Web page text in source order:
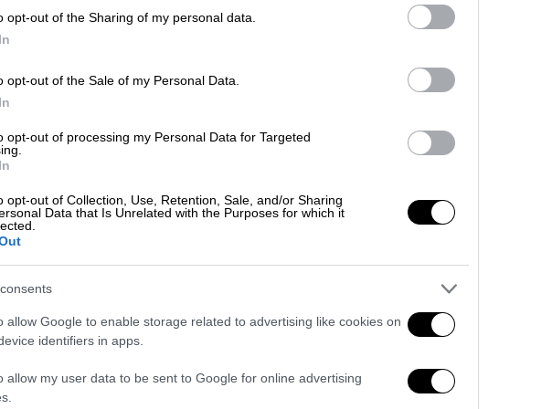
opt-out of the Sharing of my personal data.
opt-out of the Sale of my Personal Data.
opt-out of processing my Personal Data for Targeted
opt-out of Collection, Use, Retention, Sale, and/or Sharing
Data that Is Unrelated with the Purposes for which it
allow Google to enable storage related to advertising like cookies on
identifiers in apps.
allow my user data to be sent to Google for online advertising
22.01.2024 06:45
ηπατική ανεπάρκεια: Νέος τύπος
γουρούνι
ελπίδες στους ασθενείς με ηπατική
Υγεία|20.01.2024 18:47
Συναγερμός για την πανώλη των
χοίρων: Μεγάλη απειλή για
εκατομμύρια ανθρώπους - Ποιοι οι
Α΄
Μεσημεριανό...
Μεσημεριανό
07/08/2026